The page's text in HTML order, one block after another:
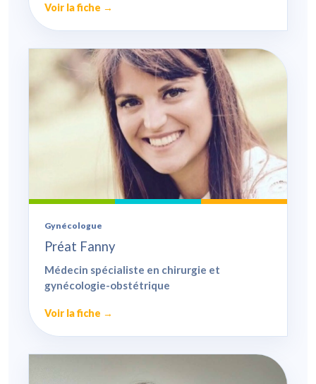
Voir la fiche →
Gynécologue
Préat Fanny
Médecin spécialiste en chirurgie et
gynécologie-obstétrique
Voir la fiche →